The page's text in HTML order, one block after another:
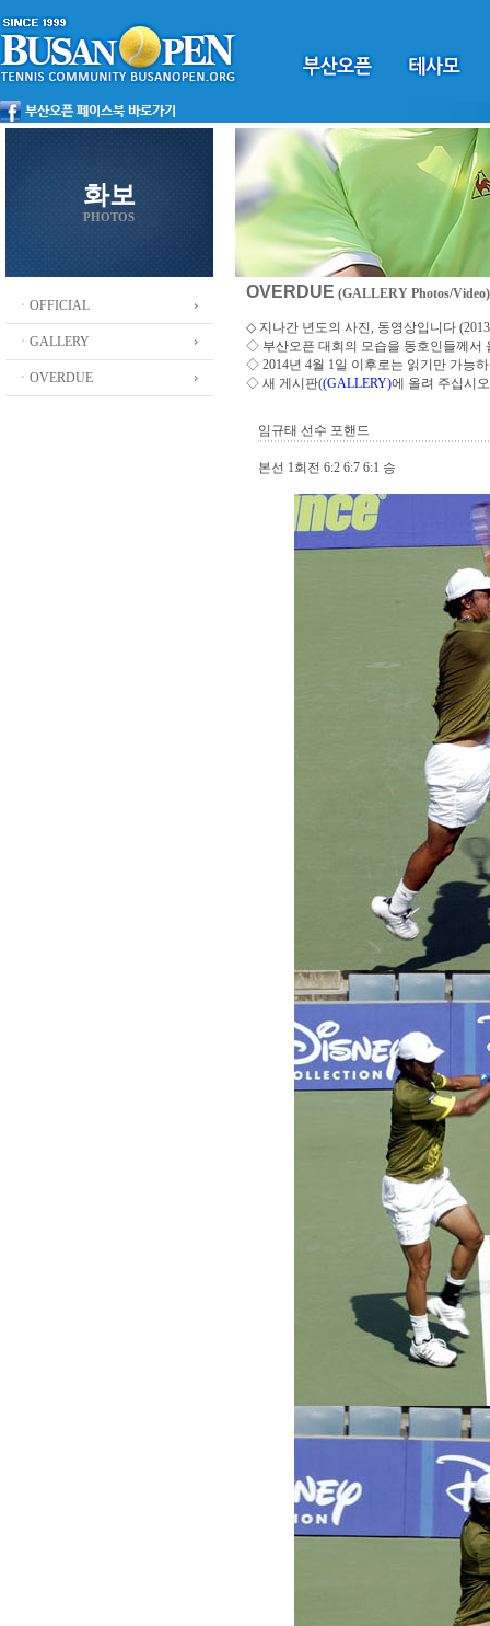
화보
PHOTOS
ㆍOFFICIAL
ㆍGALLERY
ㆍOVERDUE
OVERDUE (GALLERY Photos/Video)
◇ 지나간 년도의 사진, 동영상입니다
◇ 부산오픈 대회의 모습을 동호인들께서
◇ 2014년 4월 1일 이후로는 읽기만 가능
◇ 새 게시판((GALLERY)에 올려 주십시오
임규태 선수 포핸드
본선 1회전 6:2 6:7 6:1 승